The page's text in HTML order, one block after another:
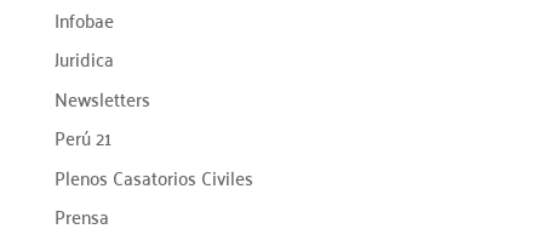
Infobae
Juridica
Newsletters
Perú 21
Plenos Casatorios Civiles
Prensa